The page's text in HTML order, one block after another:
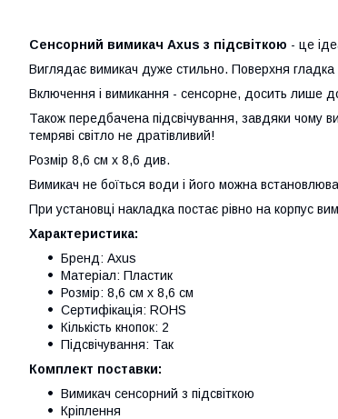
Сенсорний вимикач Axus з підсвіткою - це
Виглядає вимикач дуже стильно. Поверхня гладка
Включення і вимикання - сенсорне, досить лише
Також передбачена підсвічування, завдяки чому
темряві світло не дратівливий!
Розмір 8,6 см х 8,6 див.
Вимикач не боїться води і його можна
При установці накладка постає рівно на корпус
Характеристика:
Бренд: Axus
Матеріал: Пластик
Розмір: 8,6 см х 8,6 см
Сертифікація: ROHS
Кількість кнопок: 2
Підсвічування: Так
Комплект поставки:
Вимикач сенсорний з підсвіткою
Кріплення